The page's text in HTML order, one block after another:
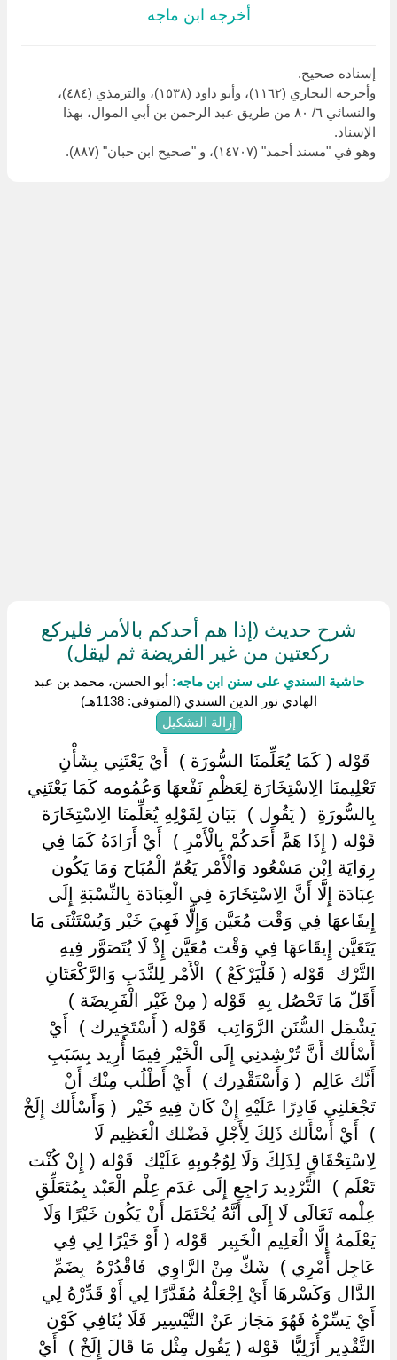
أخرجه ابن ماجه
إسناده صحيح.
وأخرجه البخاري (١١٦٢)، وأبو داود (١٥٣٨)، والترمذي (٤٨٤)،
والنسائي ٦/ ٨٠ من طريق عبد الرحمن بن أبي الموال، بهذا
الإسناد.
وهو في "مسند أحمد" (١٤٧٠٧)، و "صحيح ابن حبان" (٨٨٧).
شرح حديث (إذا هم أحدكم بالأمر فليركع
ركعتين من غير الفريضة ثم ليقل)
حاشية السندي على سنن ابن ماجه: أبو الحسن، محمد بن عبد
الهادي نور الدين السندي (المتوفى: 1138هـ)
إزالة التشكيل
‏ ‏قَوْله ( كَمَا يُعَلِّمنَا السُّورَة ) ‏ ‏أَيْ يَعْتَنِي بِشَأْنِ
تَعْلِيمنَا الِاسْتِخَارَة لِعَظْمِ نَفْعهَا وَعُمُومه كَمَا يَعْتَنِي
بِالسُّورَةِ ‏ ‏( يَقُول ) ‏ ‏بَيَان لِقَوْلِهِ يُعَلِّمنَا الِاسْتِخَارَة ‏
‏قَوْله ( إِذَا هَمَّ أَحَدكُمْ بِالْأَمْرِ ) ‏ ‏أَيْ أَرَادَهُ كَمَا فِي
رِوَايَة اِبْن مَسْعُود وَالْأَمْر يَعُمّ الْمُبَاح وَمَا يَكُون
عِبَادَة إِلَّا أَنَّ الِاسْتِخَارَة فِي الْعِبَادَة بِالنِّسْبَةِ إِلَى
إِيقَاعهَا فِي وَقْت مُعَيَّن وَإِلَّا فَهِيَ خَيْر وَيُسْتَثْنَى مَا
يَتَعَيَّن إِيقَاعهَا فِي وَقْت مُعَيَّن إِذْ لَا يُتَصَوَّر فِيهِ
التَّرْك ‏ ‏قَوْله ( فَلْيَرْكَعْ ) ‏ ‏الْأَمْر لِلنَّدَبِ وَالرَّكْعَتَانِ
أَقَلّ مَا تَحْصُل بِهِ ‏ ‏قَوْله ( مِنْ غَيْر الْفَرِيضَة ) ‏
‏يَشْمَل السُّنَن الرَّوَاتِب ‏ ‏قَوْله ( أَسْتَخِيرك ) ‏ ‏أَيْ
أَسْأَلك أَنَّ تُرْشِدنِي إِلَى الْخَيْر فِيمَا أُرِيد بِسَبَبِ
أَنَّك عَالِم ‏ ‏( وَأَسْتَقْدِرك ) ‏ ‏أَيْ أَطْلُب مِنْك أَنْ
تَجْعَلنِي قَادِرًا عَلَيْهِ إِنْ كَانَ فِيهِ خَيْر ‏ ‏( وَأَسْأَلك إِلَخْ
) ‏ ‏أَيْ أَسْأَلك ذَلِكَ لِأَجْلِ فَضْلك الْعَظِيم لَا
لِاسْتِحْقَاقٍ لِذَلِكَ وَلَا لِوُجُوبِهِ عَلَيْك ‏ ‏قَوْله ( إِنْ كُنْت
تَعْلَم ) ‏ ‏التَّرْدِيد رَاجِع إِلَى عَدَم عِلْم الْعَبْد بِمُتَعَلِّقِ
عِلْمه تَعَالَى لَا إِلَى أَنَّهُ يُحْتَمَل أَنْ يَكُون خَيْرًا وَلَا
يَعْلَمهُ إِلَّا الْعَلِيم الْخَبِير ‏ ‏قَوْله ( أَوْ خَيْرًا لِي فِي
عَاجِل أَمْرِي ) ‏ ‏شَكّ مِنْ الرَّاوِي ‏ ‏فَاقْدُرْهُ ‏ ‏بِضَمِّ
الدَّال وَكَسْرهَا أَيْ اِجْعَلْهُ مُقَدَّرًا لِي أَوْ قَدِّرْهُ لِي
أَيْ يَسِّرْهُ فَهُوَ مَجَاز عَنْ التَّيْسِير فَلَا يُنَافِي كَوْن
التَّقْدِير أَزَلِيًّا ‏ ‏قَوْله ( يَقُول مِثْل مَا قَالَ إِلَخْ ) ‏ ‏أَيْ